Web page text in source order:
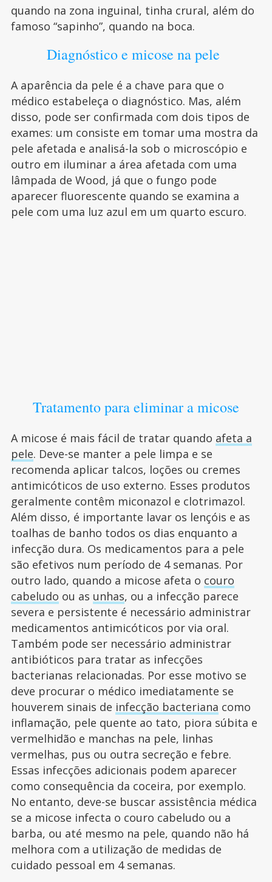
quando na zona inguinal, tinha crural, além do
famoso “sapinho”, quando na boca.
Diagnóstico e micose na pele
A aparência da pele é a chave para que o
médico estabeleça o diagnóstico. Mas, além
disso, pode ser confirmada com dois tipos de
exames: um consiste em tomar uma mostra da
pele afetada e analisá-la sob o microscópio e
outro em iluminar a área afetada com uma
lâmpada de Wood, já que o fungo pode
aparecer fluorescente quando se examina a
pele com uma luz azul em um quarto escuro.
Tratamento para eliminar a micose
A micose é mais fácil de tratar quando afeta a
pele. Deve-se manter a pele limpa e se
recomenda aplicar talcos, loções ou cremes
antimicóticos de uso externo. Esses produtos
geralmente contêm miconazol e clotrimazol.
Além disso, é importante lavar os lençóis e as
toalhas de banho todos os dias enquanto a
infecção dura. Os medicamentos para a pele
são efetivos num período de 4 semanas. Por
outro lado, quando a micose afeta o couro
cabeludo ou as unhas, ou a infecção parece
severa e persistente é necessário administrar
medicamentos antimicóticos por via oral.
Também pode ser necessário administrar
antibióticos para tratar as infecções
bacterianas relacionadas. Por esse motivo se
deve procurar o médico imediatamente se
houverem sinais de infecção bacteriana como
inflamação, pele quente ao tato, piora súbita e
vermelhidão e manchas na pele, linhas
vermelhas, pus ou outra secreção e febre.
Essas infecções adicionais podem aparecer
como consequência da coceira, por exemplo.
No entanto, deve-se buscar assistência médica
se a micose infecta o couro cabeludo ou a
barba, ou até mesmo na pele, quando não há
melhora com a utilização de medidas de
cuidado pessoal em 4 semanas.